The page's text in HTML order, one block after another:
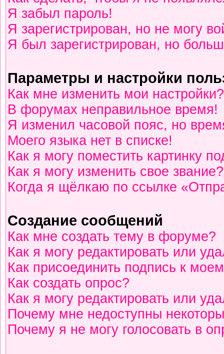
Я забыл пароль!
Я зарегистрирован, но не могу
Я был зарегистрирован, но
Параметры и настройки
Как мне изменить мои настройки?
В форумах неправильное время!
Я изменил часовой пояс, но
Моего языка нет в списке!
Как я могу поместить картинку
Как я могу изменить свое звание?
Когда я щёлкаю по ссылке
Создание сообщений
Как мне создать тему в форуме?
Как я могу редактировать или
Как присоединить подпись к
Как создать опрос?
Как я могу редактировать или
Почему мне недоступны
Почему я не могу голосовать в